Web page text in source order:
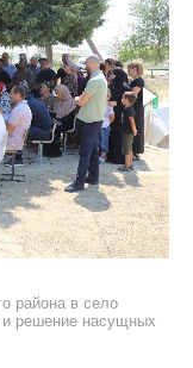
района в село
решение насущных